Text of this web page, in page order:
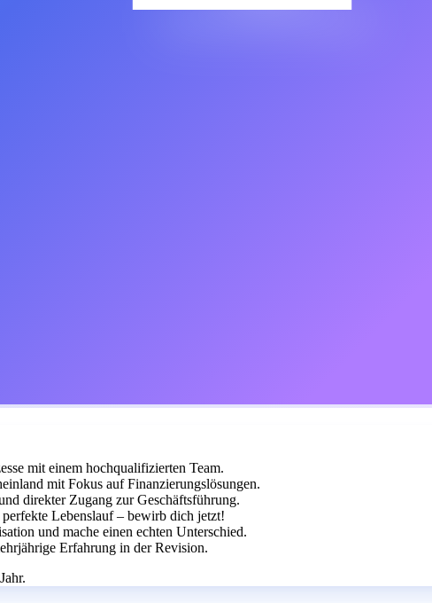
mit einem hochqualifizierten Team.
mit Fokus auf Finanzierungslösungen.
direkter Zugang zur Geschäftsführung.
Lebenslauf – bewirb dich jetzt!
und mache einen echten Unterschied.
Erfahrung in der Revision.